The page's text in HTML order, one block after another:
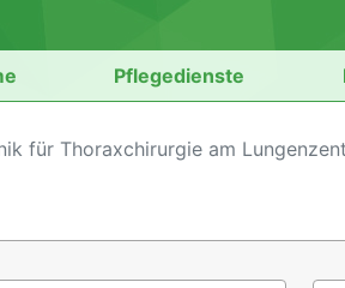
Pflegedienste
für Thoraxchirurgie am